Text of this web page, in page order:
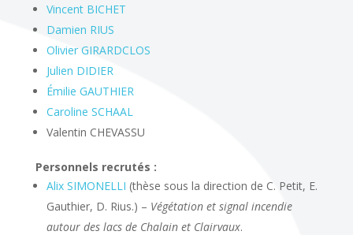
Vincent BICHET
Damien RIUS
Olivier GIRARDCLOS
Julien DIDIER
Émilie GAUTHIER
Caroline SCHAAL
Valentin CHEVASSU
Personnels recrutés :
Alix SIMONELLI (thèse sous la direction de C. Petit, E.
Gauthier, D. Rius.) – Végétation et signal incendie
autour des lacs de Chalain et Clairvaux.